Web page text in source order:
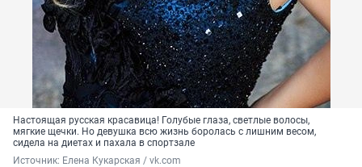
Настоящая русская красавица! Голубые глаза, светлые волосы,
мягкие щечки. Но девушка всю жизнь боролась с лишним весом,
сидела на диетах и пахала в спортзале
Источник: Елена Кукарская / vk.com